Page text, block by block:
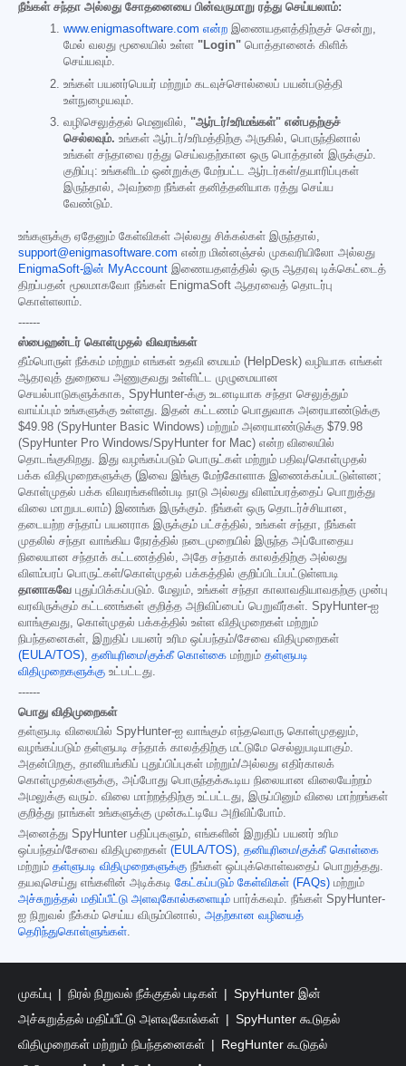
நீங்கள் சந்தா அல்லது சோதனையை பின்வருமாறு ரத்து செய்யலாம்:
www.enigmasoftware.com என்ற இணையதளத்திற்குச் சென்று,
மேல் வலது மூலையில் உள்ள "Login" பொத்தானைக் கிளிக்
செய்யவும்.
உங்கள் பயனர்பெயர் மற்றும் கடவுச்சொல்லைப் பயன்படுத்தி
உள்நுழையவும்.
வழிசெலுத்தல் மெனுவில், "ஆர்டர்/உரிமங்கள்" என்பதற்குச்
செல்லவும். உங்கள் ஆர்டர்/உரிமத்திற்கு அருகில், பொருந்தினால்
உங்கள் சந்தாவை ரத்து செய்வதற்கான ஒரு பொத்தான் இருக்கும்.
குறிப்பு: உங்களிடம் ஒன்றுக்கு மேற்பட்ட ஆர்டர்கள்/தயாரிப்புகள்
இருந்தால், அவற்றை நீங்கள் தனித்தனியாக ரத்து செய்ய
வேண்டும்.
உங்களுக்கு ஏதேனும் கேள்விகள் அல்லது சிக்கல்கள் இருந்தால்,
support@enigmasoftware.com என்ற மின்னஞ்சல் முகவரியிலோ அல்லது
EnigmaSoft-இன் MyAccount இணையதளத்தில் ஒரு ஆதரவு டிக்கெட்டைத்
திறப்பதன் மூலமாகவோ நீங்கள் EnigmaSoft ஆதரவைத் தொடர்பு
கொள்ளலாம்.
------
ஸ்பைஹன்டர் கொள்முதல் விவரங்கள்
தீம்பொருள் நீக்கம் மற்றும் எங்கள் உதவி மையம் (HelpDesk) வழியாக எங்கள்
ஆதரவுத் துறையை அணுகுவது உள்ளிட்ட முழுமையான
செயல்பாடுகளுக்காக, SpyHunter-க்கு உடனடியாக சந்தா செலுத்தும்
வாய்ப்பும் உங்களுக்கு உள்ளது. இதன் கட்டணம் பொதுவாக அரையாண்டுக்கு
$49.98 (SpyHunter Basic Windows) மற்றும் அரையாண்டுக்கு $79.98
(SpyHunter Pro Windows/SpyHunter for Mac) என்ற விலையில்
தொடங்குகிறது. இது வழங்கப்படும் பொருட்கள் மற்றும் பதிவு/கொள்முதல்
பக்க விதிமுறைகளுக்கு (இவை இங்கு மேற்கோளாக இணைக்கப்பட்டுள்ளன;
கொள்முதல் பக்க விவரங்களின்படி நாடு அல்லது விளம்பரத்தைப் பொறுத்து
விலை மாறுபடலாம்) இணங்க இருக்கும். நீங்கள் ஒரு தொடர்ச்சியான,
தடையற்ற சந்தாப் பயனராக இருக்கும் பட்சத்தில், உங்கள் சந்தா, நீங்கள்
முதலில் சந்தா வாங்கிய நேரத்தில் நடைமுறையில் இருந்த அப்போதைய
நிலையான சந்தாக் கட்டணத்தில், அதே சந்தாக் காலத்திற்கு அல்லது
விளம்பரப் பொருட்கள்/கொள்முதல் பக்கத்தில் குறிப்பிடப்பட்டுள்ளபடி
தானாகவே புதுப்பிக்கப்படும். மேலும், உங்கள் சந்தா காலாவதியாவதற்கு முன்பு
வரவிருக்கும் கட்டணங்கள் குறித்த அறிவிப்பைப் பெறுவீர்கள். SpyHunter-ஐ
வாங்குவது, கொள்முதல் பக்கத்தில் உள்ள விதிமுறைகள் மற்றும்
நிபந்தனைகள், இறுதிப் பயனர் உரிம ஒப்பந்தம்/சேவை விதிமுறைகள்
(EULA/TOS), தனியுரிமை/குக்கீ கொள்கை மற்றும் தள்ளுபடி
விதிமுறைகளுக்கு உட்பட்டது.
------
பொது விதிமுறைகள்
தள்ளுபடி விலையில் SpyHunter-ஐ வாங்கும் எந்தவொரு கொள்முதலும்,
வழங்கப்படும் தள்ளுபடி சந்தாக் காலத்திற்கு மட்டுமே செல்லுபடியாகும்.
அதன்பிறகு, தானியங்கிப் புதுப்பிப்புகள் மற்றும்/அல்லது எதிர்காலக்
கொள்முதல்களுக்கு, அப்போது பொருந்தக்கூடிய நிலையான விலையேற்றம்
அமலுக்கு வரும். விலை மாற்றத்திற்கு உட்பட்டது, இருப்பினும் விலை மாற்றங்கள்
குறித்து நாங்கள் உங்களுக்கு முன்கூட்டியே அறிவிப்போம்.
அனைத்து SpyHunter பதிப்புகளும், எங்களின் இறுதிப் பயனர் உரிம
ஒப்பந்தம்/சேவை விதிமுறைகள் (EULA/TOS), தனியுரிமை/குக்கீ கொள்கை
மற்றும் தள்ளுபடி விதிமுறைகளுக்கு நீங்கள் ஒப்புக்கொள்வதைப் பொறுத்தது.
தயவுசெய்து எங்களின் அடிக்கடி கேட்கப்படும் கேள்விகள் (FAQs) மற்றும்
அச்சுறுத்தல் மதிப்பீட்டு அளவுகோல்களையும் பார்க்கவும். நீங்கள் SpyHunter-
ஐ நிறுவல் நீக்கம் செய்ய விரும்பினால், அதற்கான வழியைத்
தெரிந்துகொள்ளுங்கள்.
முகப்பு நிரல் நிறுவல் நீக்குதல் படிகள்
SpyHunter இன்
அச்சுறுத்தல் மதிப்பீட்டு அளவுகோல்கள்
SpyHunter கூடுதல்
விதிமுறைகள் மற்றும் நிபந்தனைகள்
RegHunter கூடுதல்